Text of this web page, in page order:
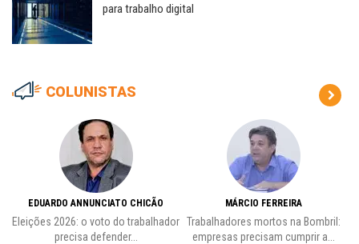
para trabalho digital
COLUNISTAS
EDUARDO ANNUNCIATO CHICÃO
Eleições 2026: o voto do trabalhador
precisa defender...
MÁRCIO FERREIRA
Trabalhadores mortos na Bombril:
empresas precisam cumprir a...